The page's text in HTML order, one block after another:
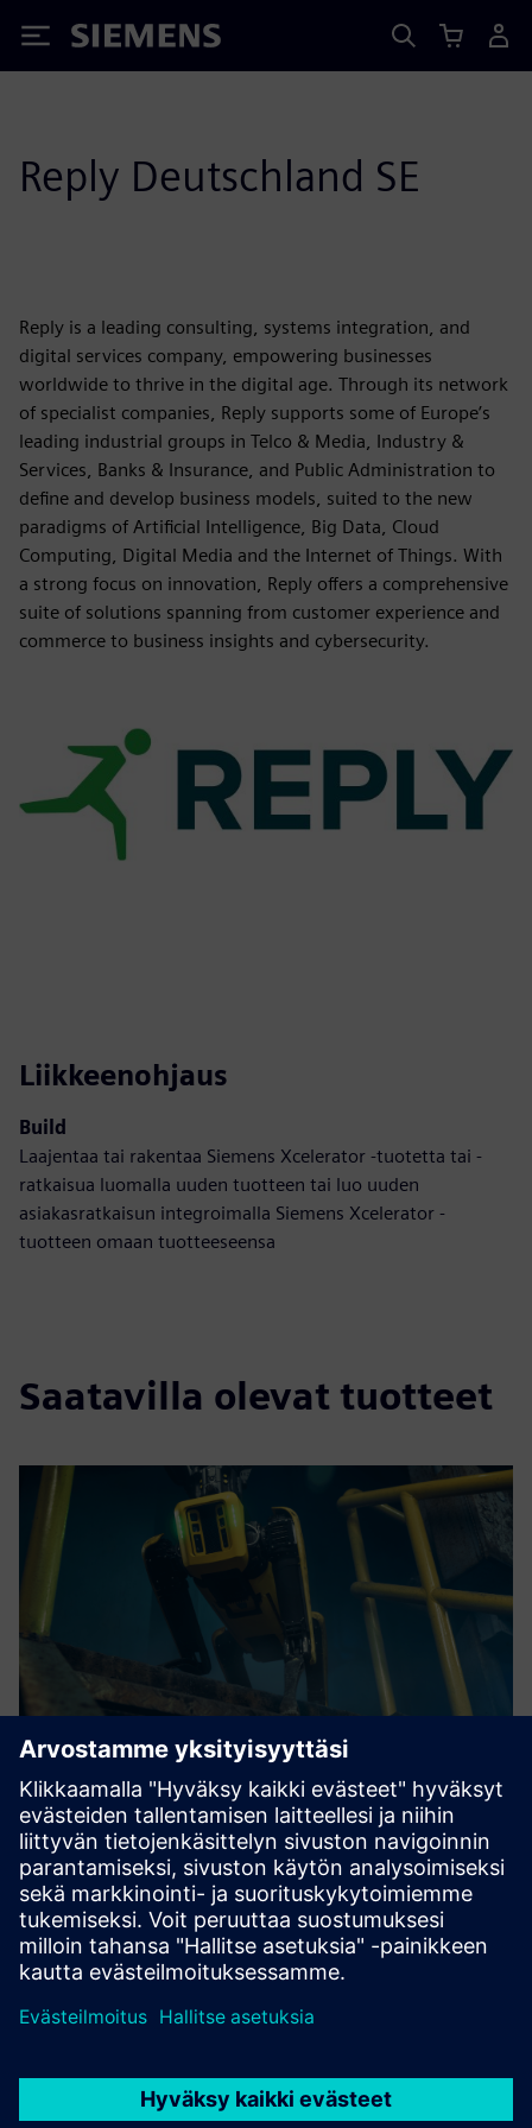
Siemens
Reply Deutschland SE
Reply is a leading consulting, systems integration, and
digital services company, empowering businesses
worldwide to thrive in the digital age. Through its network
of specialist companies, Reply supports some of Europe’s
leading industrial groups in Telco & Media, Industry &
Services, Banks & Insurance, and Public Administration to
define and develop business models, suited to the new
paradigms of Artificial Intelligence, Big Data, Cloud
Computing, Digital Media and the Internet of Things. With
a strong focus on innovation, Reply offers a comprehensive
suite of solutions spanning from customer experience and
commerce to business insights and cybersecurity.
Liikkeenohjaus
Build
Laajentaa tai rakentaa Siemens Xcelerator -tuotetta tai -
ratkaisua luomalla uuden tuotteen tai luo uuden
asiakasratkaisun integroimalla Siemens Xcelerator -
tuotteen omaan tuotteeseensa
Saatavilla olevat tuotteet
Roboverse Reply Robotics Platform
Uraauurtava, toimittajasta riippumaton robotiikkaalusta
useiden robottien saumattomaan hallintaan ja
koordinointiin.
Lue lisää